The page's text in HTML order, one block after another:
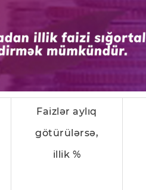
Faizlər aylıq
götürülərsə,
illik %